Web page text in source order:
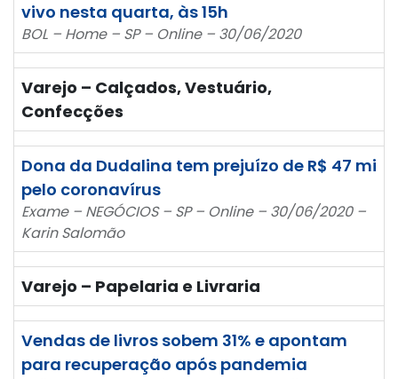
vivo nesta quarta, às 15h
BOL – Home – SP – Online – 30/06/2020
Varejo – Calçados, Vestuário,
Confecções
Dona da Dudalina tem prejuízo de R$ 47 mi
pelo coronavírus
Exame – NEGÓCIOS – SP – Online – 30/06/2020 –
Karin Salomão
Varejo – Papelaria e Livraria
Vendas de livros sobem 31% e apontam
para recuperação após pandemia